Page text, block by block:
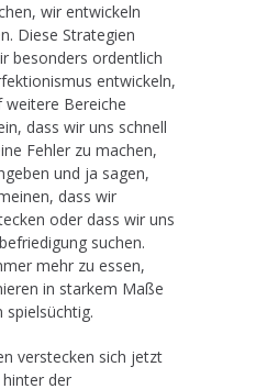
wir entwickeln
Diese Strategien
besonders ordentlich
entwickeln,
Bereiche
dass wir uns schnell
Fehler zu machen,
und ja sagen,
dass wir
oder dass wir uns
suchen.
mehr zu essen,
in starkem Maße
verstecken sich jetzt
der